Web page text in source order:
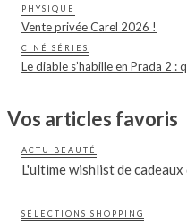
PHYSIQUE
Vente privée Carel 2026 !
CINÉ SÉRIES
Le diable s’habille en Prada 2 :
Vos articles favoris
ACTU BEAUTÉ
L'ultime wishlist de
SÉLECTIONS SHOPPING